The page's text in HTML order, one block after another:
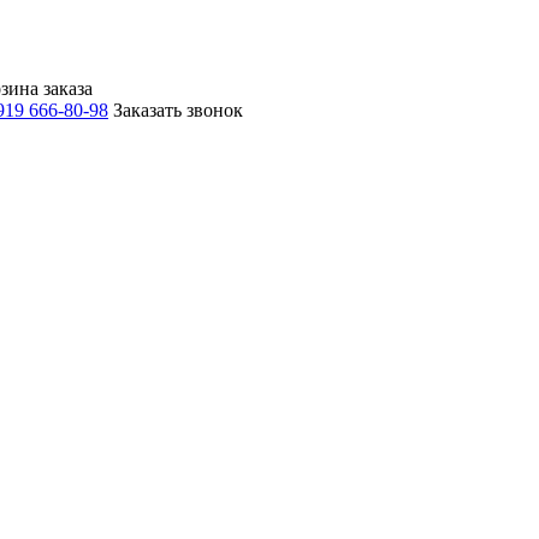
заказа
666-80-98 Заказать звонок